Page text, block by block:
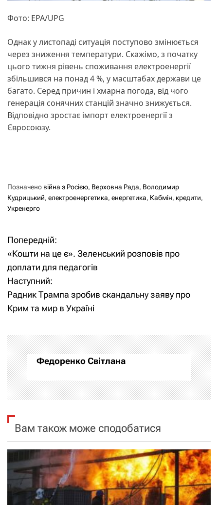
Фото: EPA/UPG
Однак у листопаді ситуація поступово змінюється
через зниження температури. Скажімо, з початку
цього тижня рівень споживання електроенергії
збільшився на понад 4 %, у масштабах держави це
багато. Серед причин і хмарна погода, від чого
генерація сонячних станцій значно знижується.
Відповідно зростає імпорт електроенергії з
Євросоюзу.
Позначено війна з Росією, Верховна Рада, Володимир
Кудрицький, електроенергетика, енергетика, Кабмін, кредити,
Укренерго
Н
а
в
і
а
ц
і
а
п
и
Попередній:
«Кошти на це є». Зеленський розповів про
доплати для педагогів
Наступний:
Радник Трампа зробив скандальну заяву про
Крим та мир в Україні
Федоренко Світлана
Вам також може сподобатися